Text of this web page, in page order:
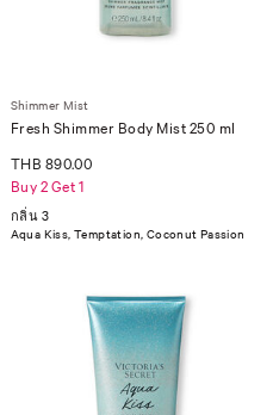
Shimmer Mist
Fresh Shimmer Body Mist 250 ml
THB 890.00
Buy 2 Get 1
กลิ่น 3
Aqua Kiss, Temptation, Coconut Passion